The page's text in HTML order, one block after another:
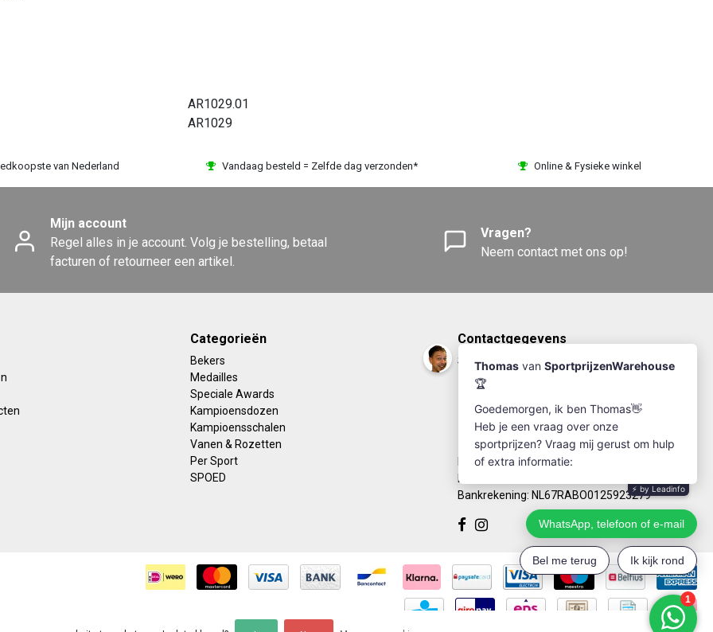
AR1029.01
AR1029
van Nederland Vandaag besteld = Zelfde dag verzonden* Online & Fysieke winkel
Mijn account
Regel alles in je account. Volg je bestelling, betaal
facturen of retourneer een artikel.
Vragen?
Neem contact met ons op!
Categorieën
Bekers
Medailles
Speciale Awards
Kampioensdozen
Kampioensschalen
Vanen & Rozetten
Per Sport
SPOED
Contactgegevens
Sportprijzenwarehouse
+31(0)174-641111
Kleine Woerdlaan 19
2671 CA - Naaldwijk
KvK Number: 63249286
BTW-number: NL002184030B77
Bankrekening: NL67RABO0125923279